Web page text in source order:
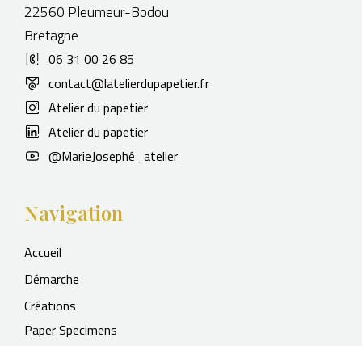
22560 Pleumeur-Bodou
Bretagne
06 31 00 26 85
contact@latelierdupapetier.fr
Atelier du papetier
Atelier du papetier
@MarieJosephé_atelier
Navigation
Accueil
Démarche
Créations
Paper Specimens